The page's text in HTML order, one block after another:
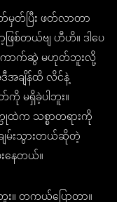
တ်မှတ်ပြီး ဖတ်လာတာ
ြစ်တယ်ဗျ ဟီဟိ။ ဒါပေ
ကောက်ဆွဲ မဟုတ်ဘူးလို့
အဲ့ဒီအချိန်ထိ လိင်နဲ့
မရှိခဲ့ပါဘူး။
ထုထဲက သစ္စာတရားကို
ချမ်းသွားတယ်ဆိုတဲ့
နေတယ်။